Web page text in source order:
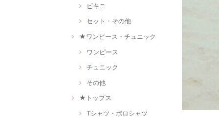
ビキニ
セット・その他
★ワンピース・チュニック
ワンピース
チュニック
その他
★トップス
Tシャツ・ポロシャツ